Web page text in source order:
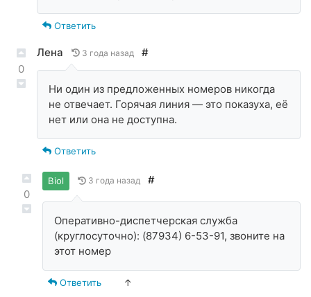
Ответить
0
Лена 3 года назад #
Ни один из предложенных номеров никогда
не отвечает. Горячая линия — это показуха, её
нет или она не доступна.
Ответить
0
Biol 3 года назад #
Оперативно-диспетчерская служба
(круглосуточно): (87934) 6-53-91, звоните на
этот номер
Ответить ↑